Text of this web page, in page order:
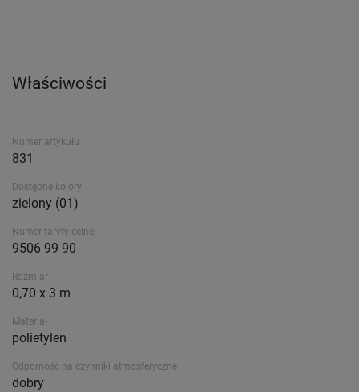
Właściwości
Numer artykułu
831
Dostępne kolory
zielony (01)
Numer taryfy celnej
9506 99 90
Rozmiar
0,70 x 3 m
Materiał
polietylen
Odporność na czynniki atmosferyczne
dobry